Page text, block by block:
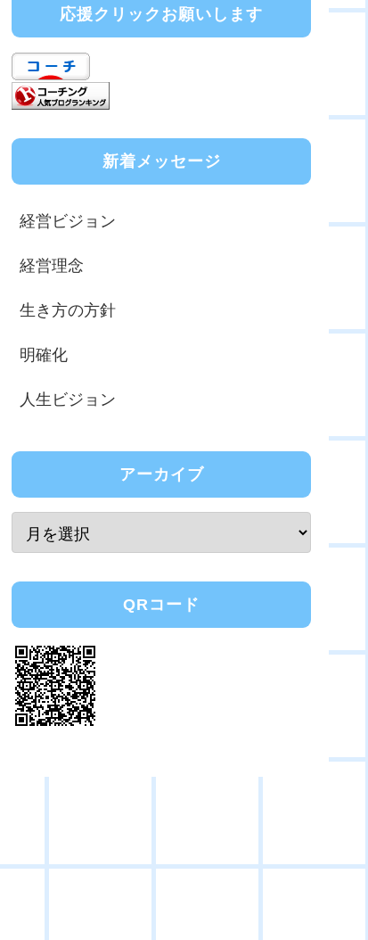
応援クリックお願いします
新着メッセージ
経営ビジョン
経営理念
生き方の方針
明確化
人生ビジョン
アーカイブ
QRコード